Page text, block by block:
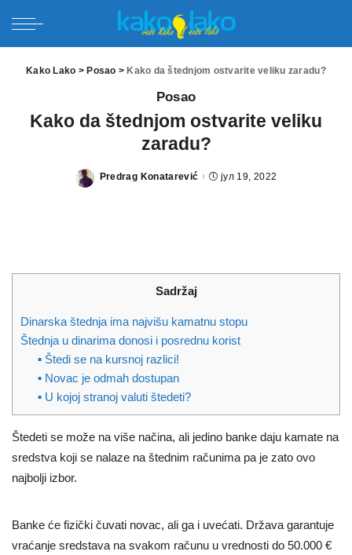
Kako Lako > Posao > Kako da štednjom ostvarite veliku zaradu?
Posao
Kako da štednjom ostvarite veliku
zaradu?
Posted
Predrag Konatarević јул 19, 2022
Sadržaj
Dinarska štednja ima najvišu kamatnu stopu
Štednja u dinarima donosi i posrednu korist
▪ Štedi se na kursnoj razlici!
▪ Novac je odmah dostupan
▪ U kojoj stranoj valuti štedeti?
Štedeti se može na više načina, ali jedino banke daju kamate na
sredstva koji se nalaze na štednim računima pa je zato ovo
najbolji izbor.
Banke će fizički čuvati novac, ali ga i uvećati. Država garantuje
vraćanje sredstava na svakom računu u vrednosti do 50.000 €